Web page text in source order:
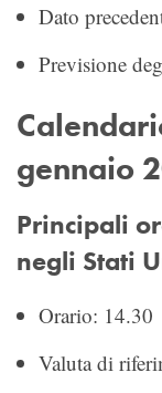
Dato
Previsione
gennaio
Principali
negli Stati
Orario: 14.30
Valuta di